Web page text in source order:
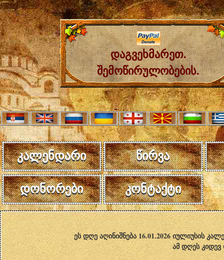
დაგვეხმარეთ.
შემოწირულობების.
კალენდარი წირვა
დონორები კონტაქტი
ეს დღე აღინიშნება 16.01.2026 იულიუსის
ამ დღეს